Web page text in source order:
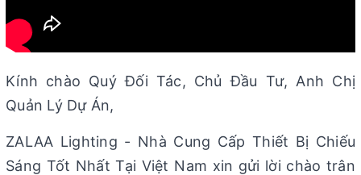
Kính chào Quý Đối Tác, Chủ Đầu Tư, Anh Chị
Quản Lý Dự Án,
ZALAA Lighting - Nhà Cung Cấp Thiết Bị Chiếu
Sáng Tốt Nhất Tại Việt Nam xin gửi lời chào trân